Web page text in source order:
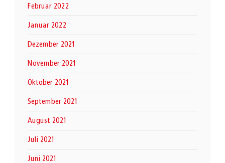
Februar 2022
Januar 2022
Dezember 2021
November 2021
Oktober 2021
September 2021
August 2021
Juli 2021
Juni 2021